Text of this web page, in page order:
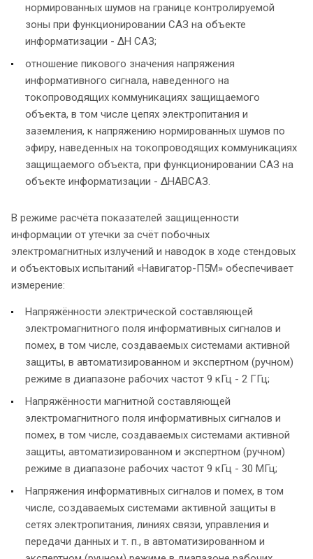
нормированных шумов на границе контролируемой
зоны при функционировании САЗ на объекте
информатизации - ΔН САЗ;
отношение пикового значения напряжения
информативного сигнала, наведенного на
токопроводящих коммуникациях защищаемого
объекта, в том числе цепях электропитания и
заземления, к напряжению нормированных шумов по
эфиру, наведенных на токопроводящих коммуникациях
защищаемого объекта, при функционировании САЗ на
объекте информатизации - ΔНАВСАЗ.
В режиме расчёта показателей защищенности
информации от утечки за счёт побочных
электромагнитных излучений и наводок в ходе стендовых
и объектовых испытаний «Навигатор-П5М» обеспечивает
измерение:
Напряжённости электрической составляющей
электромагнитного поля информативных сигналов и
помех, в том числе, создаваемых системами активной
защиты, в автоматизированном и экспертном (ручном)
режиме в диапазоне рабочих частот 9 кГц - 2 ГГц;
Напряжённости магнитной составляющей
электромагнитного поля информативных сигналов и
помех, в том числе, создаваемых системами активной
защиты, автоматизированном и экспертном (ручном)
режиме в диапазоне рабочих частот 9 кГц - 30 МГц;
Напряжения информативных сигналов и помех, в том
числе, создаваемых системами активной защиты в
сетях электропитания, линиях связи, управления и
передачи данных и т. п., в автоматизированном и